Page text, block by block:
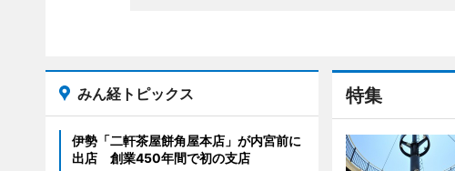
特集
みん経トピックス
伊勢「二軒茶屋餅角屋本店」が内宮前に
出店 創業450年間で初の支店